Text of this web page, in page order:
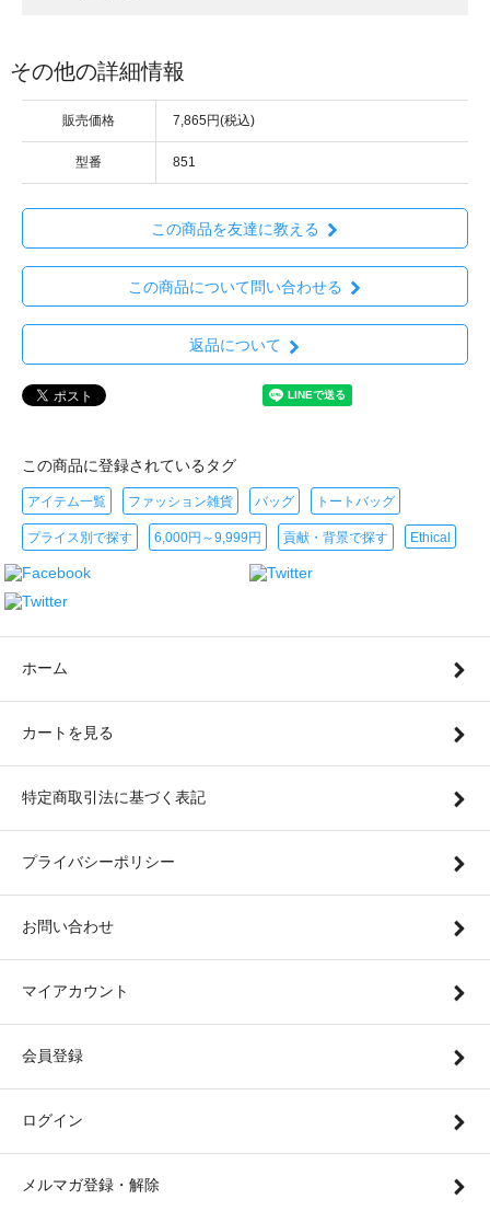
その他の詳細情報
販売価格 7,865円(税込)
型番 851
この商品を友達に教える
この商品について問い合わせる
返品について
この商品に登録されているタグ
アイテム一覧 ファッション雑貨 バッグ トートバッグ
プライス別で探す 6,000円～9,999円 貢献・背景で探す Ethical
ホーム
カートを見る
特定商取引法に基づく表記
プライバシーポリシー
お問い合わせ
マイアカウント
会員登録
ログイン
メルマガ登録・解除